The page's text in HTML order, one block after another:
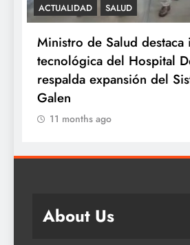
ACTUALIDAD SALUD
Ministro de Salud destaca
tecnológica del Hospital
respalda expansión del
Galen
11 months ago
About Us